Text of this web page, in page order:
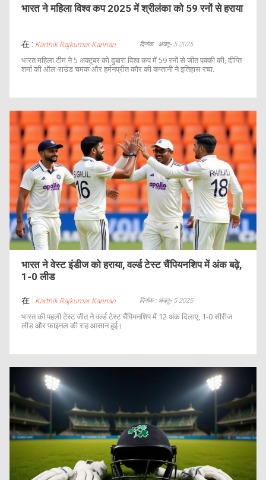
भारत ने महिला विश्व कप 2025 में श्रीलंका को 59 रनों से हराया
在 : Karthik Rajkumar Kannan दिनांक : अक्तू॰ 5 2025
भारत महिला टीम ने 5 अक्टूबर को दुबारा विश्व कप में 59 रनों से जीत पक्की की, दीप्ति
शर्मा की ऑल‑राउंड चमक और हर्मनप्रीत कौर की कप्तानी ने इतिहास रचा.
भारत ने वेस्ट इंडीज को हराया, वर्ल्ड टेस्ट चैंपियनशिप में अंक बढ़े,
1-0 लीड
在 : Karthik Rajkumar Kannan दिनांक : अक्तू॰ 5 2025
भारत की पहली टेस्ट जीत ने वर्ल्ड टेस्ट चैंपियनशिप में 12 अंक दिलाए, 1‑0 सीरीज
लीड और फ़ाइनल की राह आसान हुई।